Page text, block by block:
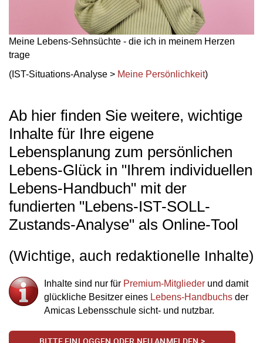
Meine Lebens-Sehnsüchte - die ich in meinem Herzen
trage
(IST-Situations-Analyse > Meine Persönlichkeit)
Ab hier finden Sie weitere, wichtige
Inhalte für Ihre eigene
Lebensplanung zum persönlichen
Lebens-Glück in "Ihrem individuellen
Lebens-Handbuch" mit der
fundierten "Lebens-IST-SOLL-
Zustands-Analyse" als Online-Tool
(Wichtige, auch redaktionelle Inhalte)
Inhalte sind nur für Premium-Mitglieder und damit
glückliche Besitzer eines Lebens-Handbuchs der
Amicas Lebensschule sicht- und nutzbar.